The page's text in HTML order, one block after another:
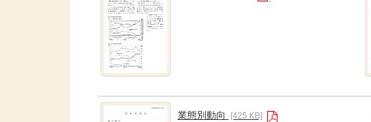
業態別動向 [425 KB]